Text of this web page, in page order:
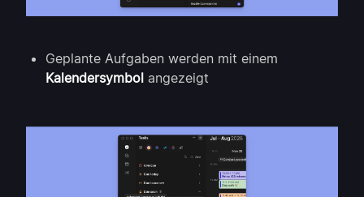
Geplante Aufgaben werden mit einem
Kalendersymbol angezeigt